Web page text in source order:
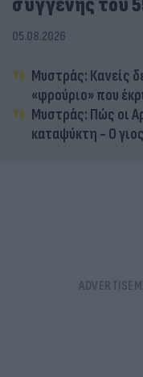
συγγενής του
05.08.2026
Μυστράς: Κανείς
«φρούριο» που
Μυστράς: Πώς οι
καταψύκτη - Ο